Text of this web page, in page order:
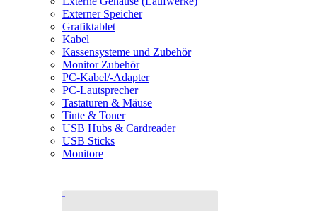
Externer Speicher
Grafiktablet
Kabel
Kassensysteme und Zubehör
Monitor Zubehör
PC-Kabel/-Adapter
PC-Lautsprecher
Tastaturen & Mäuse
Tinte & Toner
USB Hubs & Cardreader
USB Sticks
Monitore